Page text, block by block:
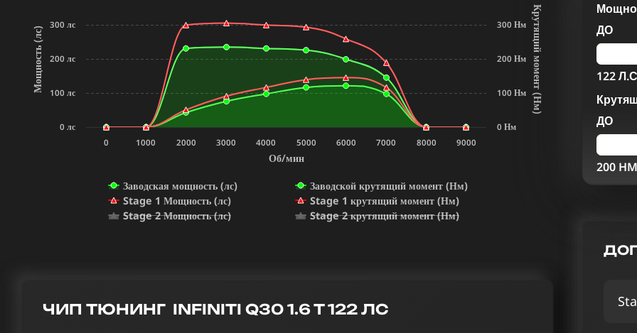
Об/мин
Мощность (лс) К
р
у
т
я
щ
и
й
м
о
м
е
н
т
(
Н
м
)
Заводская мощность (лс)
Заводской крутящий момент (Нм)
Stage 1 Мощность (лс)
Stage 1 крутящий момент (Нм)
Stage 2 Мощность (лс)
Stage 2 крутящий момент (Нм)
0 1000 2000 3000 4000 5000 6000 7000 8000 9000
0 лс
100 лс
200 лс
300 лс
0 Нм
100 Нм
200 Нм
300 Нм
ЧИП ТЮНИНГ INFINITI Q30 1.6 T 122 ЛС
ДО
122
ДО
200 HM